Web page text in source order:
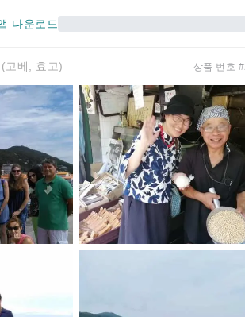
다운로드
고베, 효고) 상품 번호